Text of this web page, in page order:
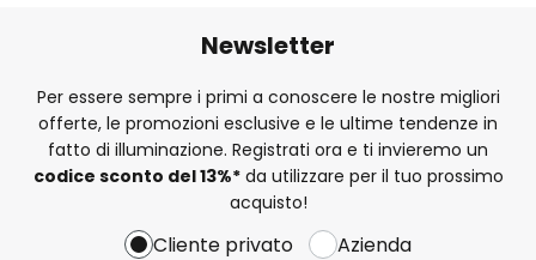
Newsletter
Per essere sempre i primi a conoscere le nostre migliori
offerte, le promozioni esclusive e le ultime tendenze in
fatto di illuminazione. Registrati ora e ti invieremo un
codice sconto del13%*da utilizzare per il tuo prossimo
acquisto!
Cliente privato Azienda